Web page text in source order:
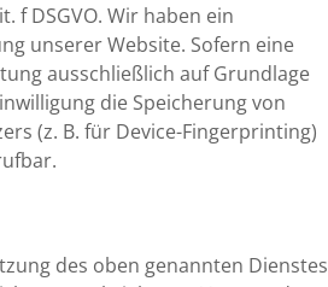
f DSGVO. Wir haben ein
unserer Website. Sofern eine
ausschließlich auf Grundlage
die Speicherung von
(z. B. für Device-Fingerprinting)
des oben genannten Dienstes